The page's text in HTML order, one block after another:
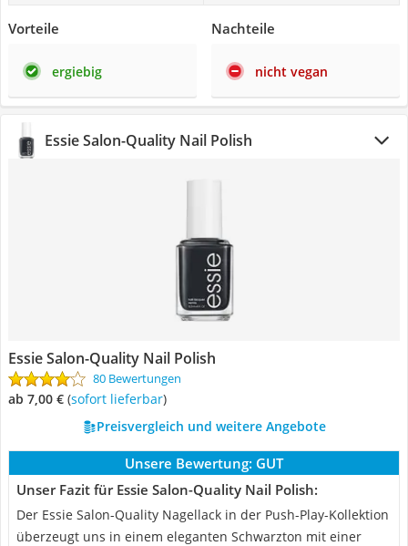
Vorteile
ergiebig
Nachteile
nicht vegan
Essie Salon-Quality Nail Polish
Essie Salon-Quality Nail Polish
80 Bewertungen
ab 7,00 € ( Sofort lieferbar)
Preisvergleich und weitere Angebote
Unsere Bewertung: GUT
Unser Fazit für Essie Salon-Quality Nail Polish:
Der Essie Salon-Quality Nagellack in der Push-Play-Kollektion
überzeugt uns in einem eleganten Schwarzton mit einer